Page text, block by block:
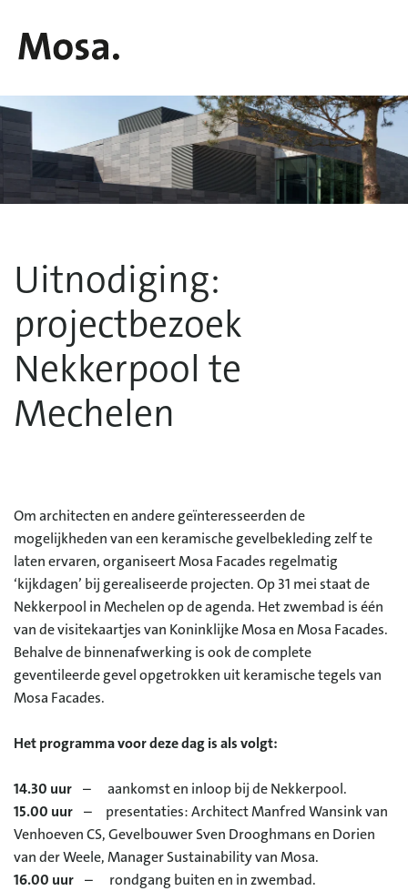
Uitnodiging:
projectbezoek
Nekkerpool te
Mechelen
Om architecten en andere geïnteresseerden de
mogelijkheden van een keramische gevelbekleding zelf te
laten ervaren, organiseert Mosa Facades regelmatig
‘kijkdagen’ bij gerealiseerde projecten. Op 31 mei staat de
Nekkerpool in Mechelen op de agenda. Het zwembad is één
van de visitekaartjes van Koninklijke Mosa en Mosa Facades.
Behalve de binnenafwerking is ook de complete
geventileerde gevel opgetrokken uit keramische tegels van
Mosa Facades.
Het programma voor deze dag is als volgt:
14.30 uur – aankomst en inloop bij de Nekkerpool.
15.00 uur – presentaties: Architect Manfred Wansink van
Venhoeven CS, Gevelbouwer Sven Drooghmans en Dorien
van der Weele, Manager Sustainability van Mosa.
16.00 uur – rondgang buiten en in zwembad.